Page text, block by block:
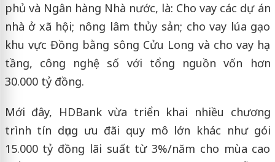
phủ và Ngân hàng Nhà nước, là: Cho vay các dự án
nhà ở xã hội; nông lâm thủy sản; cho vay lúa gạo
khu vực Đồng bằng sông Cửu Long và cho vay hạ
tầng, công nghệ số với tổng nguồn vốn hơn
30.000 tỷ đồng.
Mới đây, HDBank vừa triển khai nhiều chương
trình tín dụng ưu đãi quy mô lớn khác như gói
15.000 tỷ đồng lãi suất từ 3%/năm cho mùa cao